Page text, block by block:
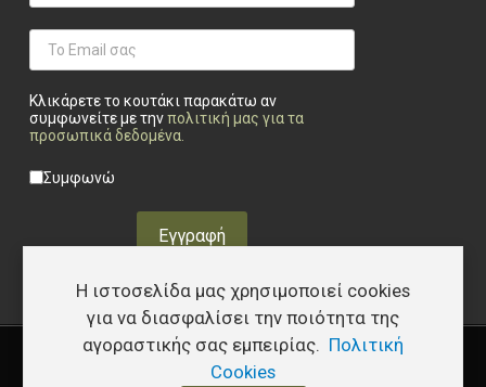
Κλικάρετε το κουτάκι παρακάτω αν
συμφωνείτε με τηνπολιτική μας για τα
προσωπικά δεδομένα.
Privacy checkbox
Συμφωνώ
Εγγραφή
Η ιστοσελίδα μας χρησιμοποιεί cookies
για να διασφαλίσει την ποιότητα της
αγοραστικής σας εμπειρίας. Πολιτική
Cookies